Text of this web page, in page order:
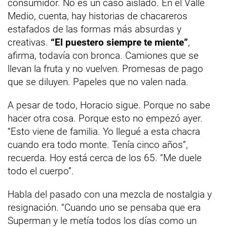
consumidor. No es un caso aislado. En el Valle
Medio, cuenta, hay historias de chacareros
estafados de las formas más absurdas y
creativas. “El puestero siempre te miente”,
afirma, todavía con bronca. Camiones que se
llevan la fruta y no vuelven. Promesas de pago
que se diluyen. Papeles que no valen nada.
A pesar de todo, Horacio sigue. Porque no sabe
hacer otra cosa. Porque esto no empezó ayer.
“Esto viene de familia. Yo llegué a esta chacra
cuando era todo monte. Tenía cinco años”,
recuerda. Hoy está cerca de los 65. “Me duele
todo el cuerpo”.
Habla del pasado con una mezcla de nostalgia y
resignación. “Cuando uno se pensaba que era
Superman y le metía todos los días como un